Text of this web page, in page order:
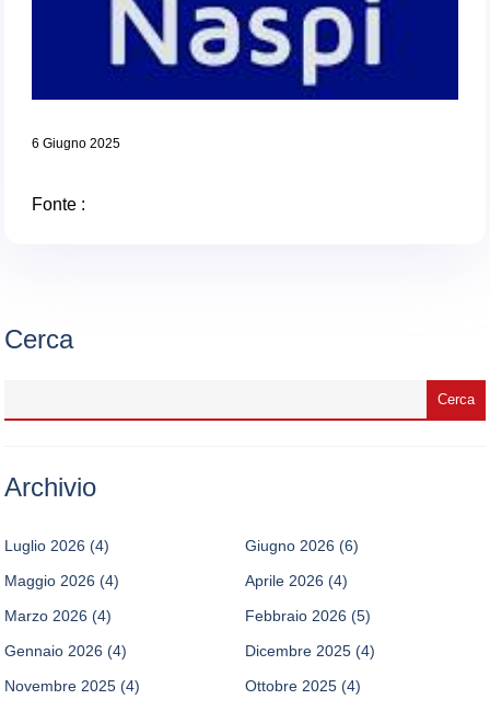
6 Giugno 2025
Fonte :
Cerca
Archivio
Luglio 2026 (4) Giugno 2026 (6)
Maggio 2026 (4) Aprile 2026 (4)
Marzo 2026 (4) Febbraio 2026 (5)
Gennaio 2026 (4) Dicembre 2025 (4)
Novembre 2025 (4) Ottobre 2025 (4)